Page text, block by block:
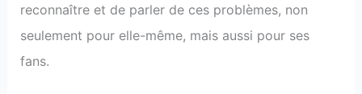
reconnaître et de parler de ces problèmes, non
seulement pour elle-même, mais aussi pour ses
fans.